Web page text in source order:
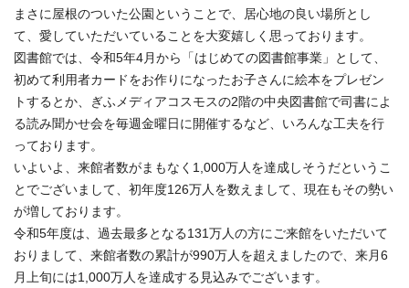
まさに屋根のついた公園ということで、居心地の良い場所とし
て、愛していただいていることを大変嬉しく思っております。
図書館では、令和5年4月から「はじめての図書館事業」として、
初めて利用者カードをお作りになったお子さんに絵本をプレゼン
トするとか、ぎふメディアコスモスの2階の中央図書館で司書によ
る読み聞かせ会を毎週金曜日に開催するなど、いろんな工夫を行
っております。
いよいよ、来館者数がまもなく1,000万人を達成しそうだというこ
とでございまして、初年度126万人を数えまして、現在もその勢い
が増しております。
令和5年度は、過去最多となる131万人の方にご来館をいただいて
おりまして、来館者数の累計が990万人を超えましたので、来月6
月上旬には1,000万人を達成する見込みでございます。